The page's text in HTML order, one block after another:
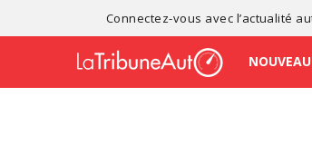
Connectez-vous avec l’actualité